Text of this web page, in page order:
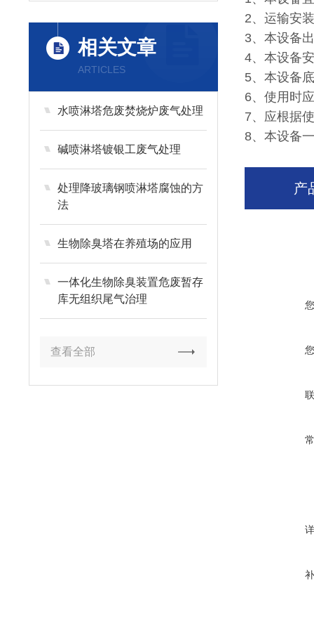
相关文章
ARTICLES
水喷淋塔危废焚烧炉废气处理
碱喷淋塔镀银工废气处理
处理降玻璃钢喷淋塔腐蚀的方
法
生物除臭塔在养殖场的应用
一体化生物除臭装置危废暂存
库无组织尾气治理
查看全部
2、运输安
3、本设备
4、本设备
5、本设备
6、使用时
7、应根据
8、本设备
产